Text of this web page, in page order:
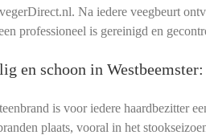
Na iedere veegbeurt
professioneel is gereinigd en
en schoon in
is voor iedere haardbezitter
plaats, vooral in het